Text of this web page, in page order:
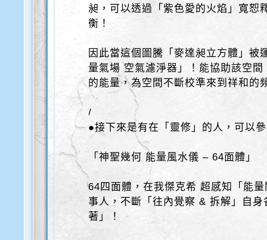
昶，可以透過「紫色愛的火焰」寬恕
衡！
因此當這個圖騰「麥達昶立方體」被
量氣場 空氣濾淨器」！能協助該空
的能量，為空間不斷校準來到祥和的
/
●接下來是有在「靈修」的人，可以
「神聖幾何 能量風水儀 – 64面體」
64四面體，在我傑克希 超感知「能
事人，不斷「往內覺察 & 拆解」自
著」！